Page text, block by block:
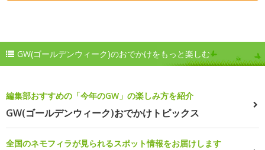
GW(ゴールデンウィーク)のおでかけをもっと楽しむ
編集部おすすめの「今年のGW」の楽しみ方を紹介
GW(ゴールデンウィーク)おでかけトピックス
全国のネモフィラが見られるスポット情報をお届けします